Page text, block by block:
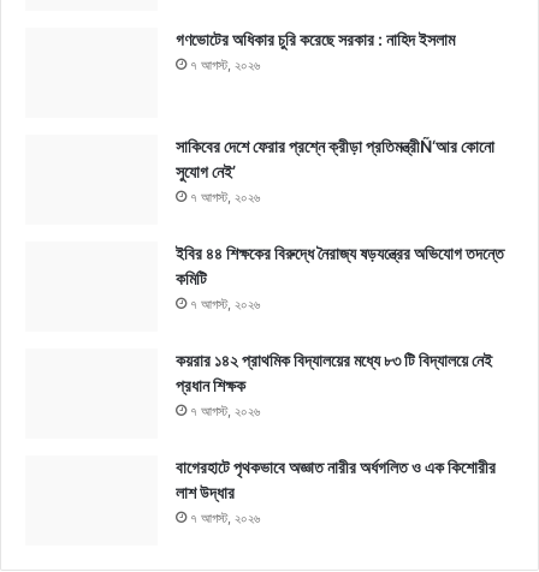
গণভোটের অধিকার চুরি করেছে সরকার : নাহিদ ইসলাম
৭ আগস্ট, ২০২৬
সাকিবের দেশে ফেরার প্রশ্নে ক্রীড়া প্রতিমন্ত্রীÑ‘আর কোনো
সুযোগ নেই’
৭ আগস্ট, ২০২৬
ইবির ৪৪ শিক্ষকের বিরুদ্ধে নৈরাজ্য ষড়যন্ত্রের অভিযোগ তদন্তে
কমিটি
৭ আগস্ট, ২০২৬
কয়রার ১৪২ প্রাথমিক বিদ্যালয়ের মধ্যে ৮৩ টি বিদ্যালয়ে নেই
প্রধান শিক্ষক
৭ আগস্ট, ২০২৬
বাগেরহাটে পৃথকভাবে অজ্ঞাত নারীর অর্ধগলিত ও এক কিশোরীর
লাশ উদ্ধার
৭ আগস্ট, ২০২৬